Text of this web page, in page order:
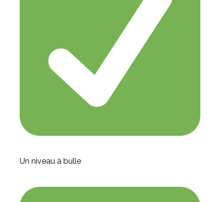
Un niveau à bulle